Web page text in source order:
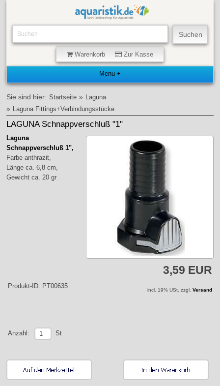
Warenkorb Zur Kasse
Sie sind hier: Startseite » Laguna
» Laguna Fittings+Verbindungsstücke
LAGUNA Schnappverschluß "1"
Laguna
Schnappverschluß 1",
Farbe anthrazit,
Länge ca. 6,8 cm,
Gewicht ca. 20 gr
3,59 EUR
Produkt-ID: PT00635
incl. 19% USt. zzgl. Versand
Anzahl: St